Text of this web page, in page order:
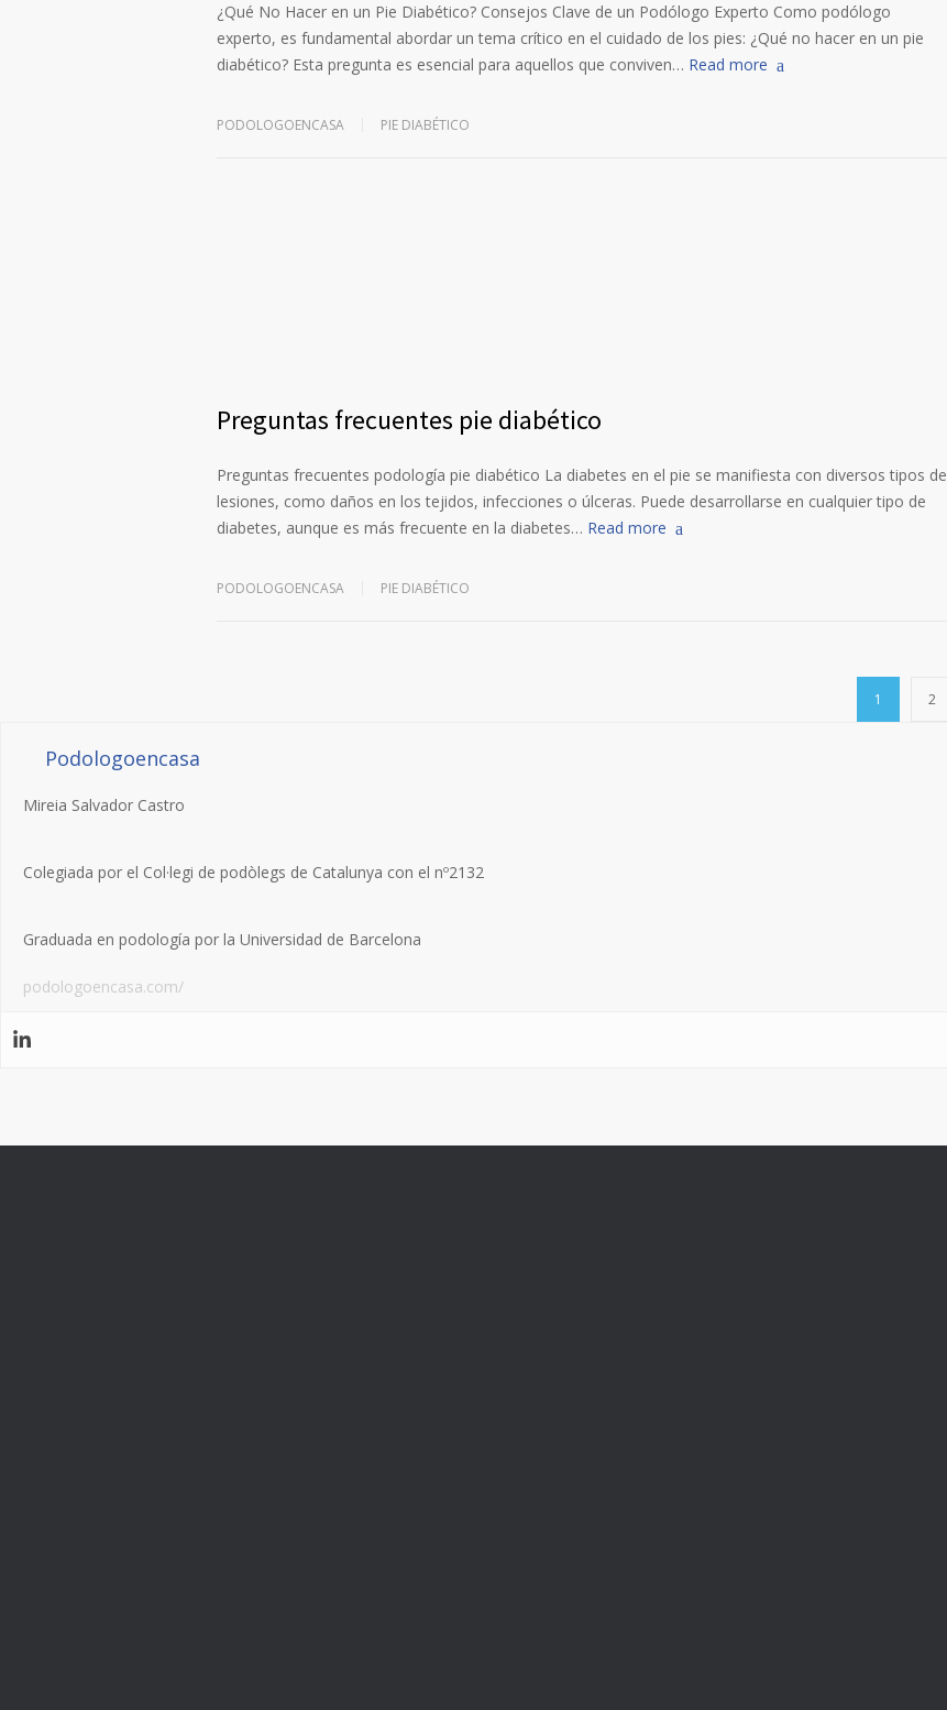
¿Qué No Hacer en un Pie Diabético? Consejos Clave de un Podólogo Experto Como podólogo
experto, es fundamental abordar un tema crítico en el cuidado de los pies: ¿Qué no hacer en un pie
diabético? Esta pregunta es esencial para aquellos que conviven… Read more
PODOLOGOENCASA PIE DIABÉTICO
Preguntas frecuentes pie diabético
Preguntas frecuentes podología pie diabético La diabetes en el pie se manifiesta con diversos tipos de
lesiones, como daños en los tejidos, infecciones o úlceras. Puede desarrollarse en cualquier tipo de
diabetes, aunque es más frecuente en la diabetes… Read more
PODOLOGOENCASA PIE DIABÉTICO
1 2
Podologoencasa
Mireia Salvador Castro
Colegiada por el Col·legi de podòlegs de Catalunya con el nº2132
Graduada en podología por la Universidad de Barcelona
podologoencasa.com/